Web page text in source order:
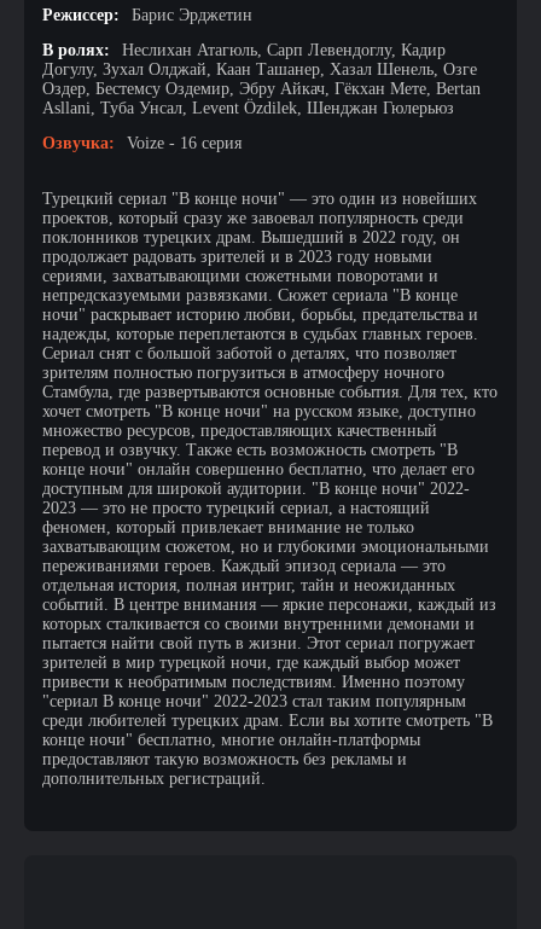
Режиссер:
Барис Эрджетин
В ролях:
Неслихан Атагюль, Сарп Левендоглу, Кадир
Догулу, Зухал Олджай, Каан Ташанер, Хазал Шенель, Озге
Оздер, Бестемсу Оздемир, Эбру Айкач, Гёкхан Мете, Bertan
Asllani, Туба Унсал, Levent Özdilek, Шенджан Гюлерьюз
Озвучка:
Voize - 16 серия
Турецкий сериал "В конце ночи" — это один из новейших
проектов, который сразу же завоевал популярность среди
поклонников турецких драм. Вышедший в 2022 году, он
продолжает радовать зрителей и в 2023 году новыми
сериями, захватывающими сюжетными поворотами и
непредсказуемыми развязками. Сюжет сериала "В конце
ночи" раскрывает историю любви, борьбы, предательства и
надежды, которые переплетаются в судьбах главных героев.
Сериал снят с большой заботой о деталях, что позволяет
зрителям полностью погрузиться в атмосферу ночного
Стамбула, где развертываются основные события. Для тех, кто
хочет смотреть "В конце ночи" на русском языке, доступно
множество ресурсов, предоставляющих качественный
перевод и озвучку. Также есть возможность смотреть "В
конце ночи" онлайн совершенно бесплатно, что делает его
доступным для широкой аудитории. "В конце ночи" 2022-
2023 — это не просто турецкий сериал, а настоящий
феномен, который привлекает внимание не только
захватывающим сюжетом, но и глубокими эмоциональными
переживаниями героев. Каждый эпизод сериала — это
отдельная история, полная интриг, тайн и неожиданных
событий. В центре внимания — яркие персонажи, каждый из
которых сталкивается со своими внутренними демонами и
пытается найти свой путь в жизни. Этот сериал погружает
зрителей в мир турецкой ночи, где каждый выбор может
привести к необратимым последствиям. Именно поэтому
"сериал В конце ночи" 2022-2023 стал таким популярным
среди любителей турецких драм. Если вы хотите смотреть "В
конце ночи" бесплатно, многие онлайн-платформы
предоставляют такую возможность без рекламы и
дополнительных регистраций.